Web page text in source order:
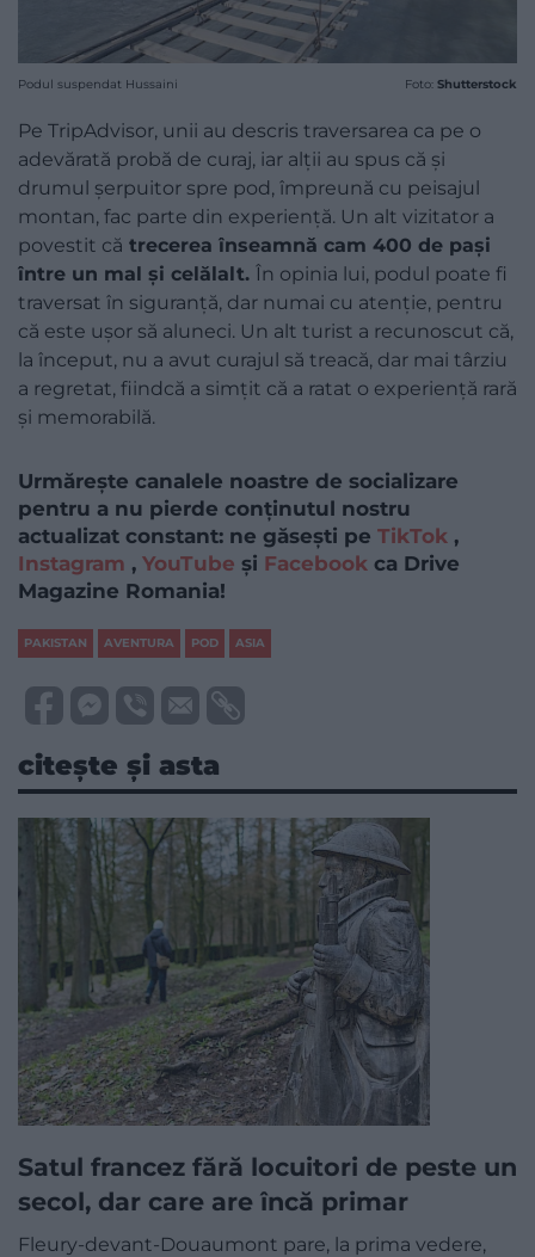
Podul suspendat Hussaini Foto: Shutterstock
Pe TripAdvisor, unii au descris traversarea ca pe o
adevărată probă de curaj, iar alții au spus că și
drumul șerpuitor spre pod, împreună cu peisajul
montan, fac parte din experiență. Un alt vizitator a
povestit că trecerea înseamnă cam 400 de pași
între un mal și celălalt. În opinia lui, podul poate fi
traversat în siguranță, dar numai cu atenție, pentru
că este ușor să aluneci. Un alt turist a recunoscut că,
la început, nu a avut curajul să treacă, dar mai târziu
a regretat, fiindcă a simțit că a ratat o experiență rară
și memorabilă.
Urmărește canalele noastre de socializare
pentru a nu pierde conținutul nostru
actualizat constant: ne găsești pe TikTok ,
Instagram , YouTube și Facebook ca Drive
Magazine Romania!
PAKISTAN AVENTURA POD ASIA
citește și asta
Satul francez fără locuitori de peste un
secol, dar care are încă primar
Fleury-devant-Douaumont pare, la prima vedere,